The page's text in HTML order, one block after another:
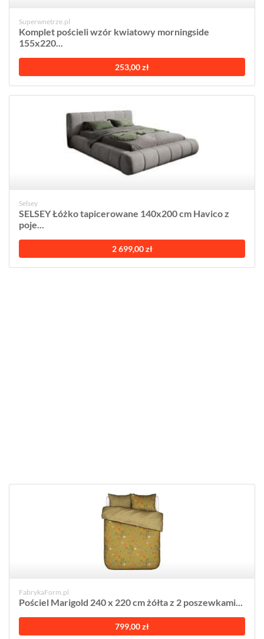
Superwnetrze.pl
Komplet pościeli wzór kwiatowy morningside
155x220...
253,00 zł
Selsey
SELSEY Łóżko tapicerowane 140x200 cm Havico z
poje...
2 699,00 zł
FabrykaForm.pl
Pościel Marigold 240 x 220 cm żółta z 2 poszewkami...
799,00 zł